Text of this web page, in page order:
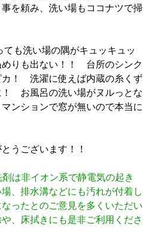
を頼み、洗い場もココナツで掃
ても洗い場の隅がキュッキュッ
りも出ない！！ 台所のシンク
カ！ 洗濯に使えば内蔵の糸くず
！ お風呂の洗い場がヌルっとな
ンションで窓が無いので本当に
うございます！！
は非イオン系で静電気の起き
、排水溝などにも汚れが付着し
ったとのご意見を多くいただい
、床拭きにも是非ご利用くださ